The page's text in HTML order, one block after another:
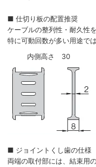
■ 仕切り板の配置推奨
ケーブルの整列性・耐久性
特に可動回数が多い用途で
内側高さ 30
■ ジョイントくし歯の仕様
両端の取付部には、結束用